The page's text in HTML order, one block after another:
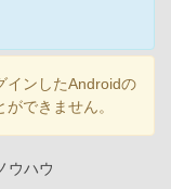
インしたAndroidの
できません。
ウハウ